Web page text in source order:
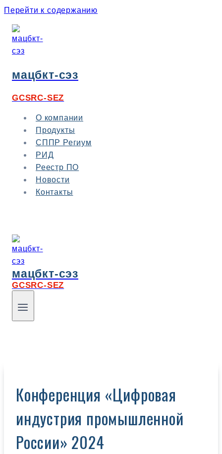
Перейти к содержанию
мацбкт-сэз
GCSRC-SEZ
О компании
Продукты
СППР Региум
РИД
Реестр ПО
Новости
Контакты
мацбкт-сэз
GCSRC-SEZ
Конференция «Цифровая
индустрия промышленной
России» 2024